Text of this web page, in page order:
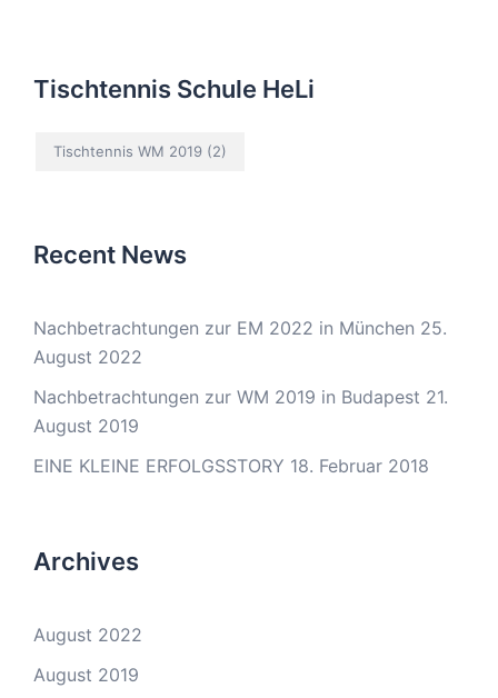
Tischtennis Schule HeLi
Tischtennis WM 2019 (2)
Recent News
Nachbetrachtungen zur EM 2022 in München 25.
August 2022
Nachbetrachtungen zur WM 2019 in Budapest 21.
August 2019
EINE KLEINE ERFOLGSSTORY 18. Februar 2018
Archives
August 2022
August 2019